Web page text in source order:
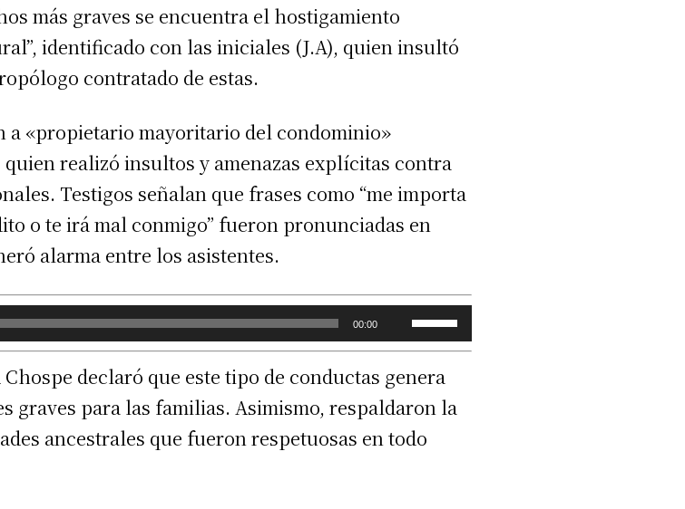
más graves se encuentra el hostigamiento
identificado con las iniciales (J.A), quien insultó
contratado de estas.
a «propietario mayoritario del condominio»
realizó insultos y amenazas explícitas contra
Testigos señalan que frases como “me importa
o te irá mal conmigo” fueron pronunciadas en
alarma entre los asistentes.
00:00
U
t
i
l
i
declaró que este tipo de conductas genera
graves para las familias. Asimismo, respaldaron la
ancestrales que fueron respetuosas en todo